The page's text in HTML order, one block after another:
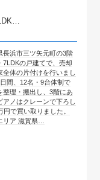
町の3階
で、売却
行いまし
台体制で
3階にあ
で下ろし
ました。
岡崎